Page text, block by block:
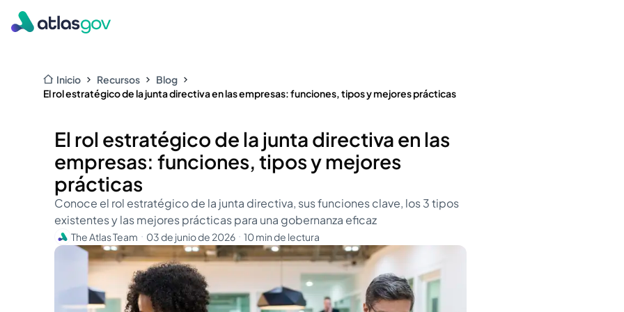
Inicio Recursos
Blog
El rol estratégico de la junta directiva en las empresas: funciones, tipos y mejores prácticas
El rol estratégico de la junta directiva en las
empresas: funciones, tipos y mejores
prácticas
Conoce el rol estratégico de la junta directiva, sus funciones clave, los 3 tipos
existentes y las mejores prácticas para una gobernanza eficaz
The Atlas Team ・ 03 de junio de 2026 ・ 10 min de lectura